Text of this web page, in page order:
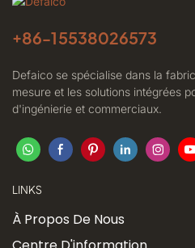
+86-15538026573
Defaico se spécialise dans la
mesure et les solutions intégrées
d'ingénierie et commerciaux.
LINKS
À Propos De Nous